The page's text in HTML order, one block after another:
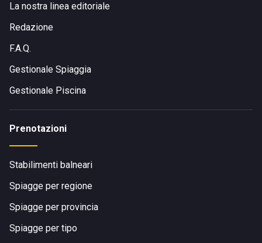
La nostra linea editoriale
Redazione
F.A.Q.
Gestionale Spiaggia
Gestionale Piscina
Prenotazioni
Stabilimenti balneari
Spiagge per regione
Spiagge per provincia
Spiagge per tipo